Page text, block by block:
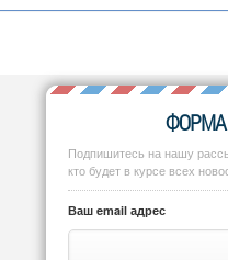
Подпишитесь на нашу
кто будет в курсе всех
Ваш email адрес